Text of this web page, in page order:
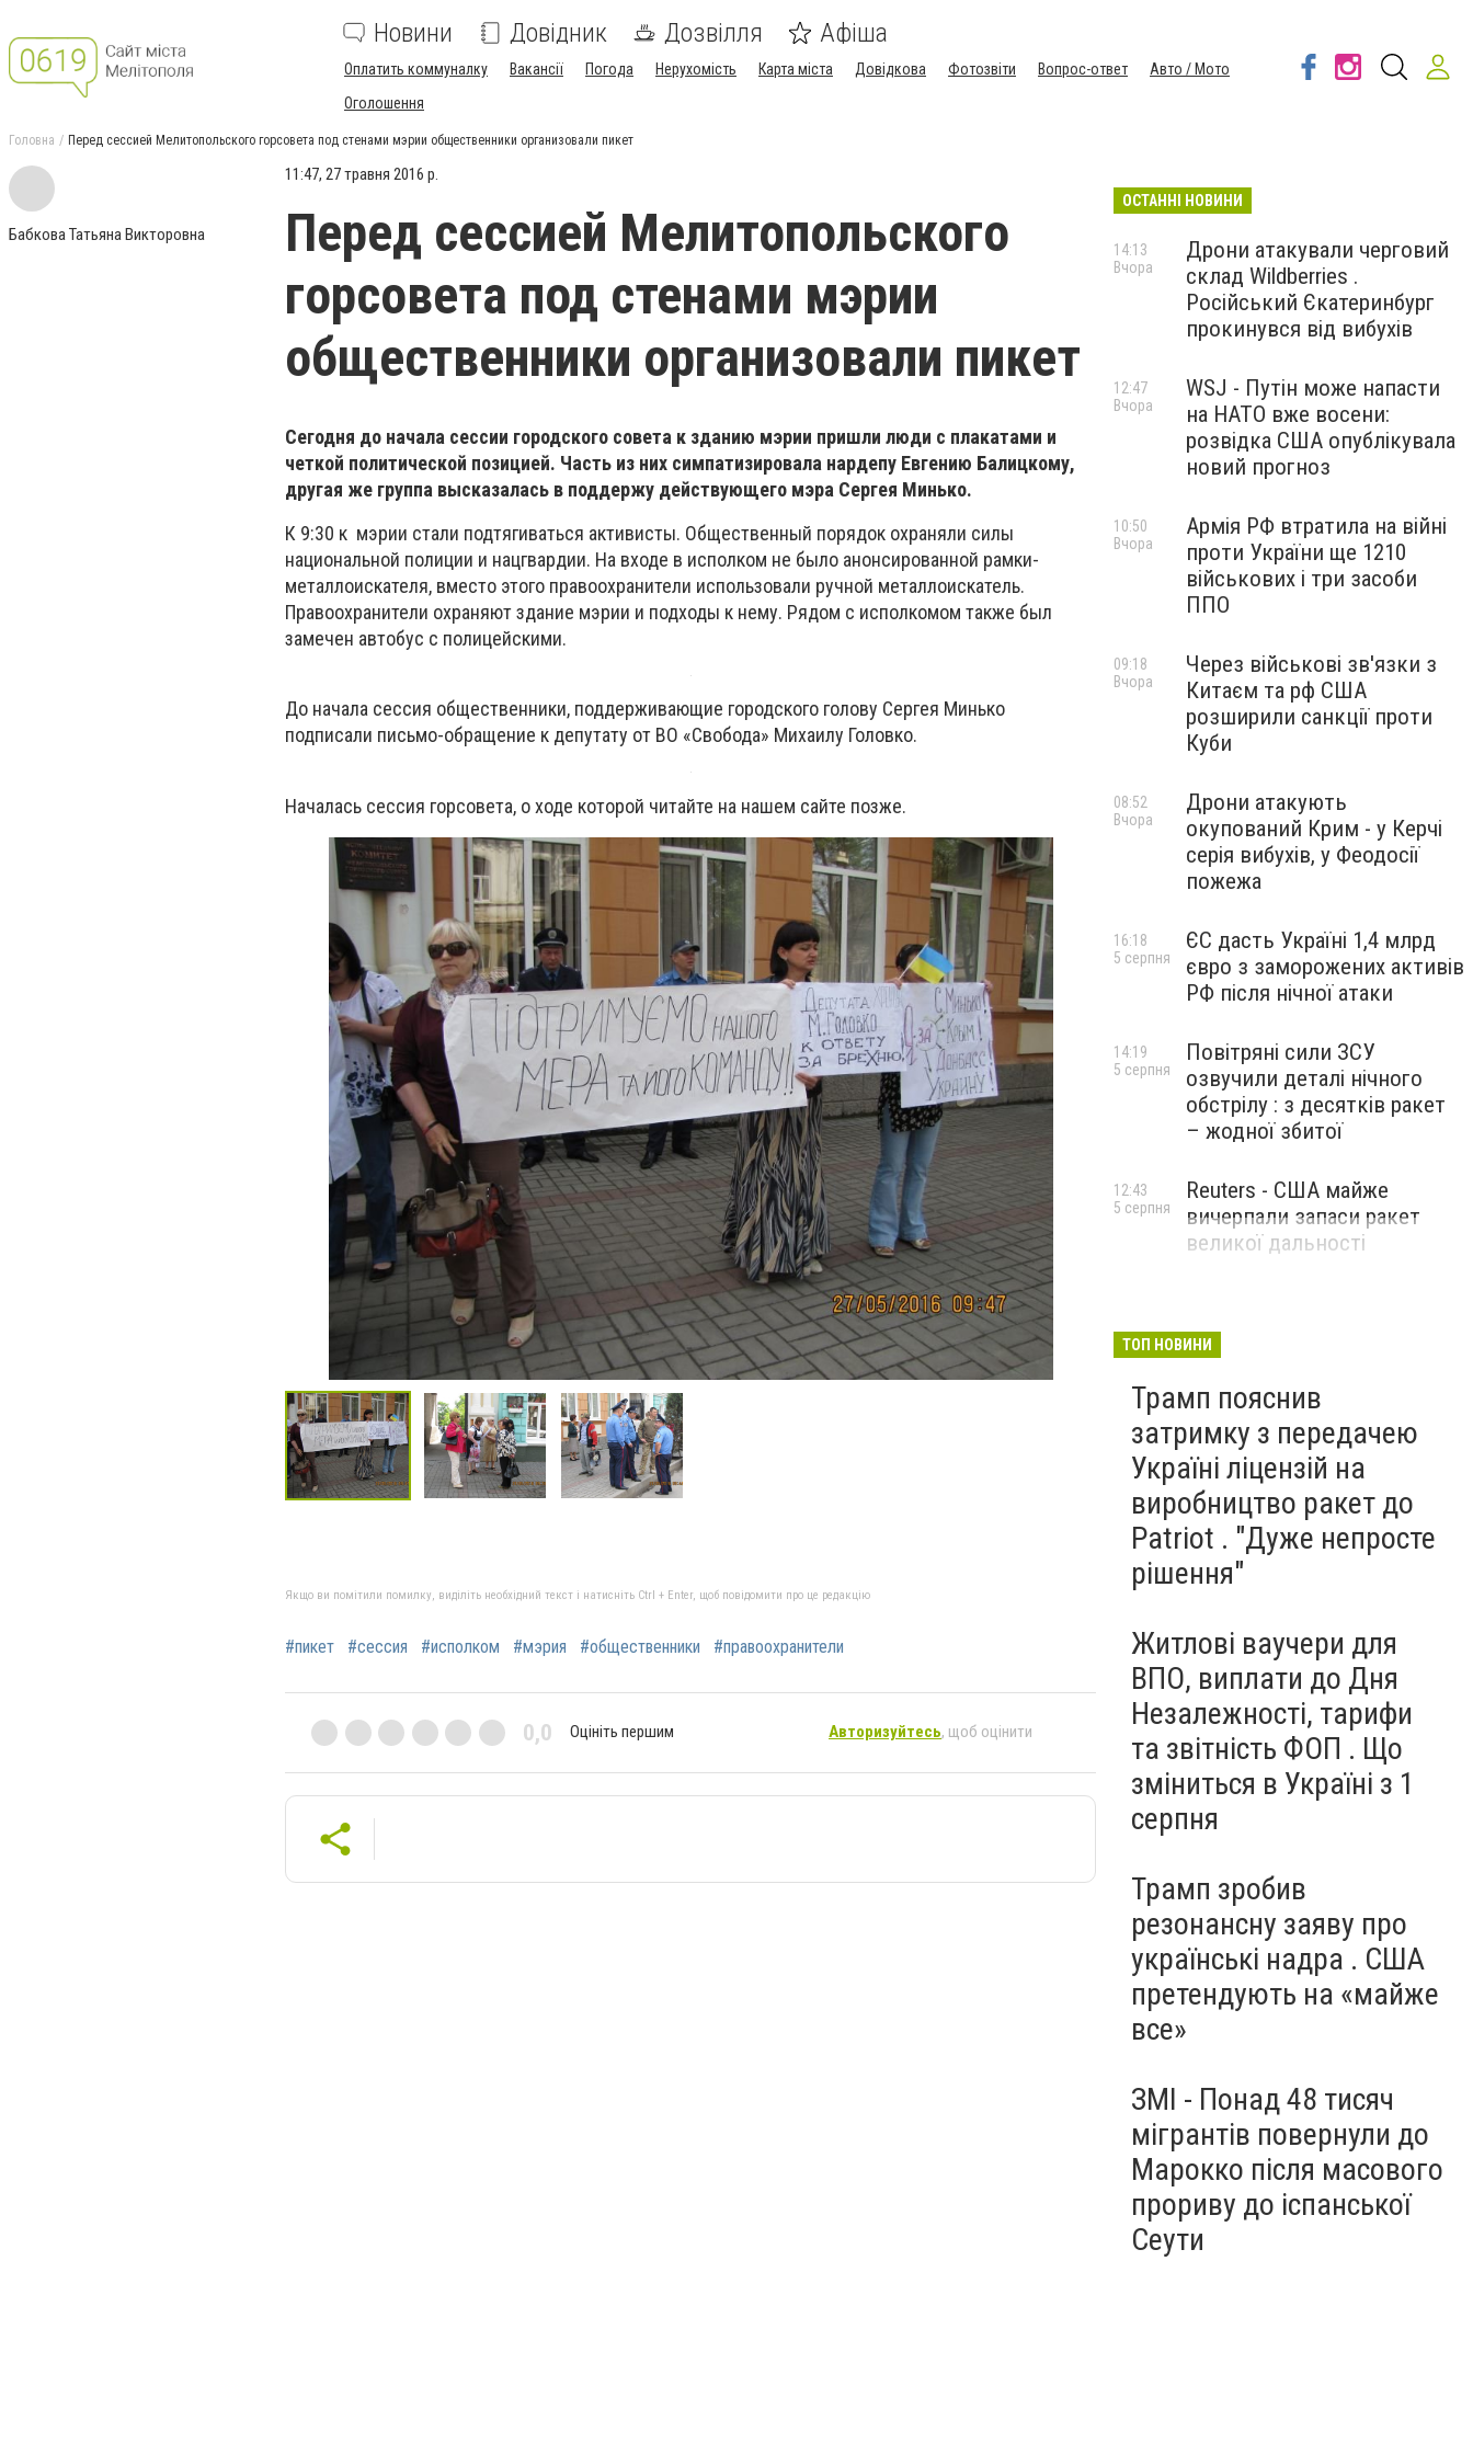
Новини Довідник Дозвілля Афіша
Оплатить коммуналку Вакансії Погода Нерухомість Карта міста Довідкова Фотозвіти Вопрос-ответ
Авто / Мото
Оголошення
Головна Перед сессией Мелитопольского горсовета под стенами мэрии общественники организовали пикет
Бабкова Татьяна Викторовна
11:47, 27 травня 2016 р.
Перед сессией Мелитопольского
горсовета под стенами мэрии
общественники организовали пикет
Сегодня до начала сессии городского совета к зданию мэрии пришли люди с плакатами и
четкой политической позицией. Часть из них симпатизировала нардепу Евгению Балицкому,
другая же группа высказалась в поддержу действующего мэра Сергея Минько.
К 9:30 к мэрии стали подтягиваться активисты. Общественный порядок охраняли силы
национальной полиции и нацгвардии. На входе в исполком не было анонсированной рамки-
металлоискателя, вместо этого правоохранители использовали ручной металлоискатель.
Правоохранители охраняют здание мэрии и подходы к нему. Рядом с исполкомом также был
замечен автобус с полицейскими.
До начала сессия общественники, поддерживающие городского голову Сергея Минько
подписали письмо-обращение к депутату от ВО «Свобода» Михаилу Головко.
Началась сессия горсовета, о ходе которой читайте на нашем сайте позже.
Якщо ви помітили помилку, виділіть необхідний текст і натисніть Ctrl + Enter, щоб повідомити про це редакцію
#пикет #сессия #исполком #мэрия #общественники #правоохранители
0,0 Оцініть першим Авторизуйтесь, щоб оцінити
ОСТАННІ НОВИНИ
Дрони атакували черговий
склад Wildberries .
Російський Єкатеринбург
прокинувся від вибухів
14:13
Вчора
WSJ - Путін може напасти
на НАТО вже восени:
розвідка США опублікувала
новий прогноз
12:47
Вчора
Армія РФ втратила на війні
проти України ще 1210
військових і три засоби
ППО
10:50
Вчора
Через військові зв'язки з
Китаєм та рф США
розширили санкції проти
Куби
09:18
Вчора
Дрони атакують
окупований Крим - у Керчі
серія вибухів, у Феодосії
пожежа
08:52
Вчора
ЄС дасть Україні 1,4 млрд
євро з заморожених активів
РФ після нічної атаки
16:18
5 серпня
Повітряні сили ЗСУ
озвучили деталі нічного
обстрілу : з десятків ракет
– жодної збитої
14:19
5 серпня
Reuters - США майже
вичерпали запаси ракет
великої дальності
12:43
5 серпня
ТОП НОВИНИ
Трамп пояснив
затримку з передачею
Україні ліцензій на
виробництво ракет до
Patriot . "Дуже непросте
рішення"
Житлові ваучери для
ВПО, виплати до Дня
Незалежності, тарифи
та звітність ФОП . Що
зміниться в Україні з 1
серпня
Трамп зробив
резонансну заяву про
українські надра . США
претендують на «майже
все»
ЗМІ - Понад 48 тисяч
мігрантів повернули до
Марокко після масового
прориву до іспанської
Сеути